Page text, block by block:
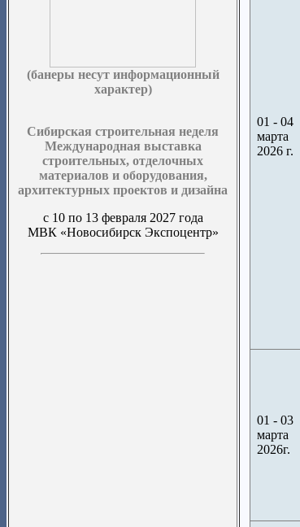
(банеры несут информационный
характер)
Сибирская строительная неделя
Международная выставка
строительных, отделочных
материалов и оборудования,
архитектурных проектов и дизайна
с 10 по 13 февраля 2027 года
МВК «Новосибирск Экспоцентр»
01 - 04
марта
2026 г.
01 - 03
марта
2026г.